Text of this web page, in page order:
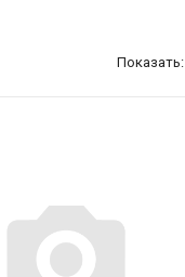
Показать: